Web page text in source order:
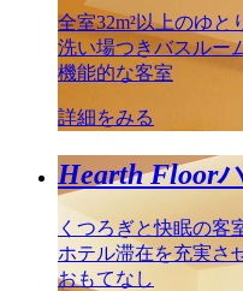
全室32m²以上のゆと
洗い場つきバスルー
機能的な客室
詳細をみる
Hearth Floor
くつろぎと快眠の客
ホテル滞在を充実さ
おもてなし